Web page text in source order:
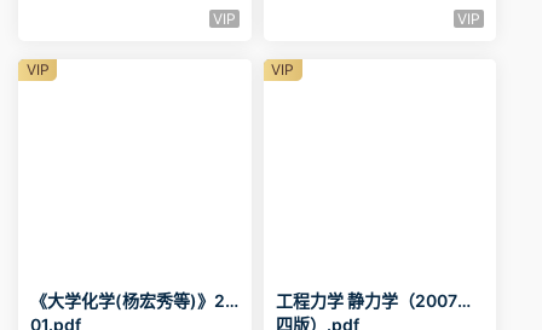
VIP VIP
《大学化学(杨宏秀等)》20
01.pdf
VIP
工程力学 静力学（2007第
四版）.pdf
VIP